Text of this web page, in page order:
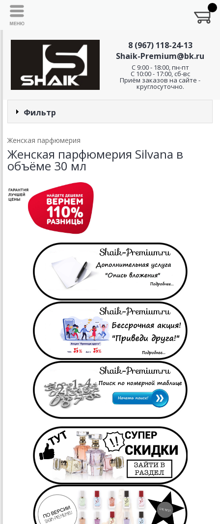
8 (967) 118-24-13
Shaik-Premium@bk.ru
C 9:00 - 18:00, пн-пт
С 10:00 - 17:00, сб-вс
Приём заказов на сайте -
круглосуточно.
Фильтр
Женская парфюмерия
Женская парфюмерия Silvana в
объёме 30 мл